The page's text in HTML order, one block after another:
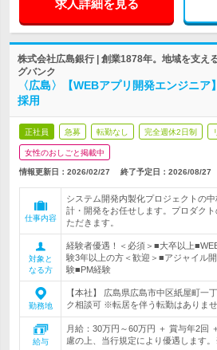
求人詳細を見る
株式会社広島銀行 | 創業1878年。地域を支え
グバンク
〈広島〉【WEBアプリ開発エンジニ
採用
正社員 急募 転勤なし 完全週休2日制
女性のおしごと掲載中
情報更新日：2026/02/27 終了予定日： 2026/08/27
仕事内容
システム開発内製化プロジェクトの
計・開発をお任せします。プロダク
ただきます。
対象と
なる方
経験者優遇！＜必須＞■大卒以上
験3年以上の方＜歓迎＞■アジャイル
験■PM経験
勤務地
【本社】 広島県広島市中区紙屋町一
ク相談可 ※転居を伴う転勤はありま
給与
月給：30万円～60万円 ＋ 賞与年2回
慮の上、当行規定により優遇します